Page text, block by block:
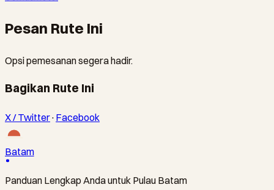
Pesan Rute Ini
Opsi pemesanan segera hadir.
Bagikan Rute Ini
X / Twitter· Facebook
Batam
Panduan Lengkap Anda untuk Pulau Batam